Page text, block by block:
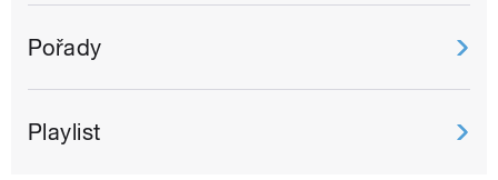
Pořady
Playlist